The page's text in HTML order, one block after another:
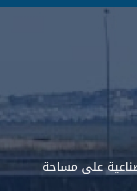
على مساحة تفوق 3000 هكتار تتوزع 53 منطقة صناعية على مساحة